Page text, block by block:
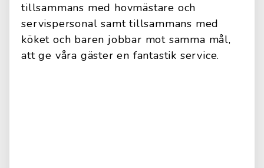
tillsammans med hovmästare och
servispersonal samt tillsammans med
köket och baren jobbar mot samma mål,
att ge våra gäster en fantastik service.